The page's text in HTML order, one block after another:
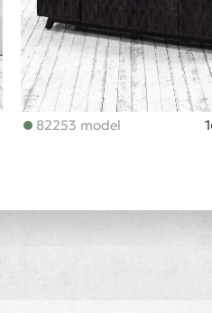
82253 model